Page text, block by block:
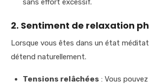
sans effort excessif.
2. Sentiment de relaxation
Lorsque vous êtes dans un état
détend naturellement.
Tensions relâchées : Vous